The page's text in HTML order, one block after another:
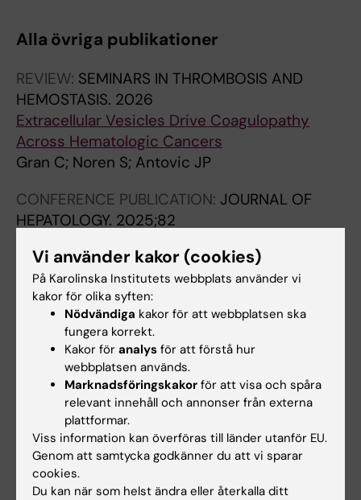
Alla övriga publikationer
REVIEW: SEMINARS IN THROMBOSIS AND
HEMOSTASIS. 2026
Extracellular Vesicles Drive Coagulopathy
Across Hematologic Cancers
Gran C; Noren S; Antovic JP
CONFERENCE PUBLICATION: JOURNAL OF
HEPATOLOGY. 2025;82
bleeding in patients with acute-on-chronic
liver failure and acute decompensated liver
cirrhosis
Noren S; Gran C; Wahlin S; Dumitrescu G; Stal
P; Magnusson M
Forskningsområden:
Gastroenterologi and hepatologi
Är du Sanna Norén?
Redigera din profil
Vi använder kakor (cookies)
På Karolinska Institutets webbplats använder vi
kakor för olika syften:
Nödvändiga kakor för att webbplatsen ska
fungera korrekt.
Kakor för analys för att förstå hur
webbplatsen används.
Marknadsföringskakor för att visa och spåra
relevant innehåll och annonser från externa
plattformar.
Viss information kan överföras till länder utanför EU.
Genom att samtycka godkänner du att vi sparar
cookies.
Du kan när som helst ändra eller återkalla ditt